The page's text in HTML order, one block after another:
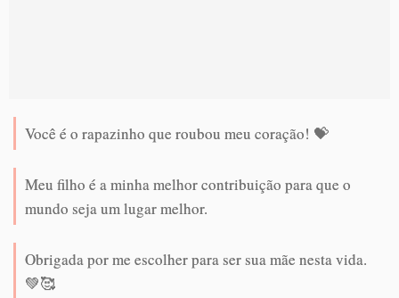
Você é o rapazinho que roubou meu coração! 💝
Meu filho é a minha melhor contribuição para que o
mundo seja um lugar melhor.
Obrigada por me escolher para ser sua mãe nesta vida.
💚🥰